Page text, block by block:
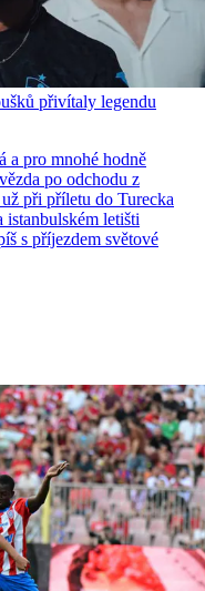
přivítaly legendu
a pro mnohé hodně
po odchodu z
při příletu do Turecka
letišti
s příjezdem světové